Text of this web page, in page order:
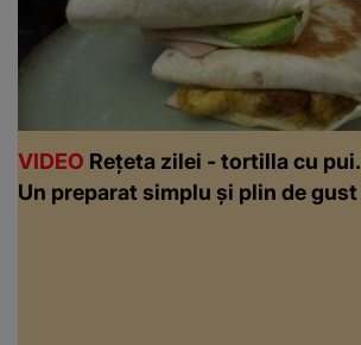
VIDEO Rețeta zilei - tortilla cu pui.
Un preparat simplu și plin de gust